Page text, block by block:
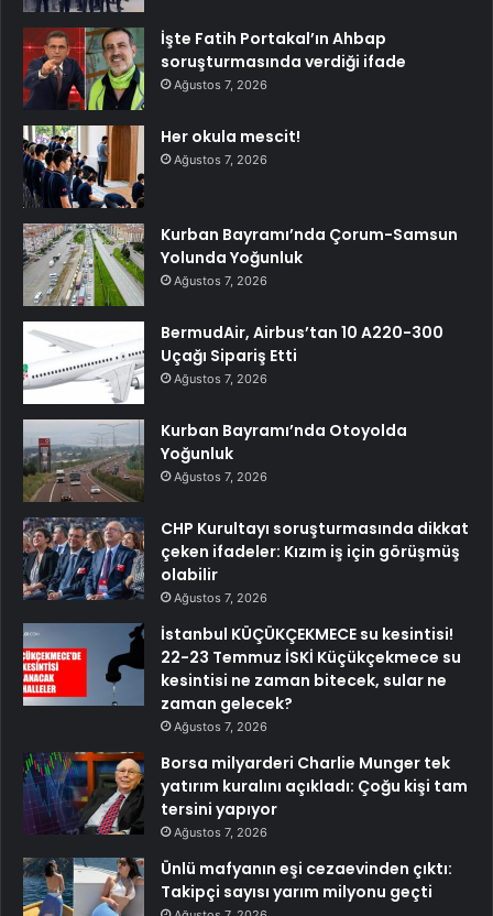
İşte Fatih Portakal’ın Ahbap
soruşturmasında verdiği ifade
Ağustos 7, 2026
Her okula mescit!
Ağustos 7, 2026
Kurban Bayramı’nda Çorum-Samsun
Yolunda Yoğunluk
Ağustos 7, 2026
BermudAir, Airbus’tan 10 A220-300
Uçağı Sipariş Etti
Ağustos 7, 2026
Kurban Bayramı’nda Otoyolda
Yoğunluk
Ağustos 7, 2026
CHP Kurultayı soruşturmasında dikkat
çeken ifadeler: Kızım iş için görüşmüş
olabilir
Ağustos 7, 2026
İstanbul KÜÇÜKÇEKMECE su kesintisi!
22-23 Temmuz İSKİ Küçükçekmece su
kesintisi ne zaman bitecek, sular ne
zaman gelecek?
Ağustos 7, 2026
Borsa milyarderi Charlie Munger tek
yatırım kuralını açıkladı: Çoğu kişi tam
tersini yapıyor
Ağustos 7, 2026
Ünlü mafyanın eşi cezaevinden çıktı:
Takipçi sayısı yarım milyonu geçti